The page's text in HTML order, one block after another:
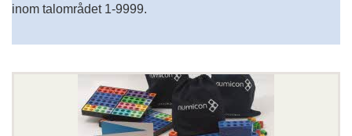
inom talområdet 1-9999.